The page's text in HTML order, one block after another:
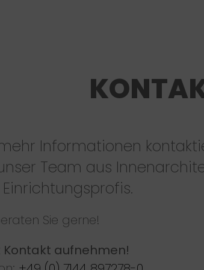
Informationen
Team aus
Sie gerne!
Kontakt aufnehmen!